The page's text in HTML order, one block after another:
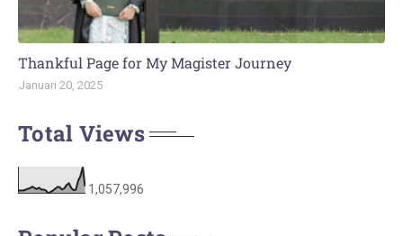
Thankful Page for My Magister Journey
Januari 20, 2025
Total Views
1,057,996